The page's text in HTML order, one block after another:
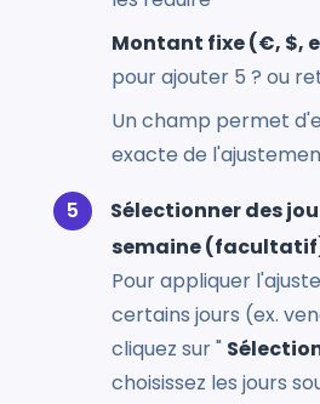
Montant fixe (€, $,
pour ajouter 5 ? ou
Un champ permet
exacte de
Sélectionner des
semaine
Pour appliquer
certains jours (ex.
cliquez sur "
choisissez les jours